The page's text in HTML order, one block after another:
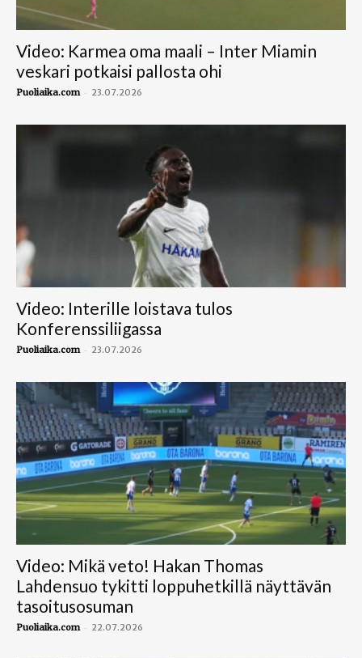
Video: Karmea oma maali – Inter Miamin
veskari potkaisi pallosta ohi
Puoliaika.com - 23.07.2026
Video: Interille loistava tulos
Konferenssiliigassa
Puoliaika.com - 23.07.2026
Video: Mikä veto! Hakan Thomas
Lahdensuo tykitti loppuhetkillä näyttävän
tasoitusosuman
Puoliaika.com - 22.07.2026